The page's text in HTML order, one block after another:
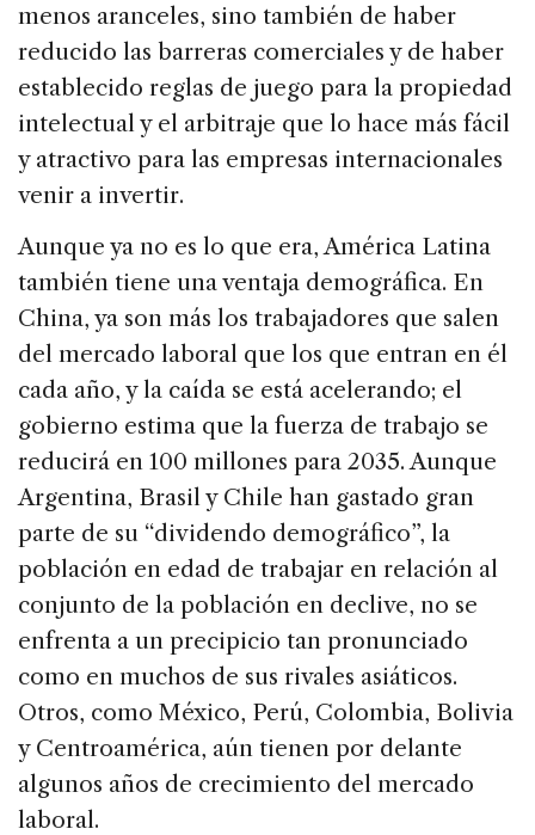
menos aranceles, sino también de haber
reducido las barreras comerciales y de haber
establecido reglas de juego para la propiedad
intelectual y el arbitraje que lo hace más fácil
y atractivo para las empresas internacionales
venir a invertir.
Aunque ya no es lo que era, América Latina
también tiene una ventaja demográfica. En
China, ya son más los trabajadores que salen
del mercado laboral que los que entran en él
cada año, y la caída se está acelerando; el
gobierno estima que la fuerza de trabajo se
reducirá en 100 millones para 2035. Aunque
Argentina, Brasil y Chile han gastado gran
parte de su “dividendo demográfico”, la
población en edad de trabajar en relación al
conjunto de la población en declive, no se
enfrenta a un precipicio tan pronunciado
como en muchos de sus rivales asiáticos.
Otros, como México, Perú, Colombia, Bolivia
y Centroamérica, aún tienen por delante
algunos años de crecimiento del mercado
laboral.